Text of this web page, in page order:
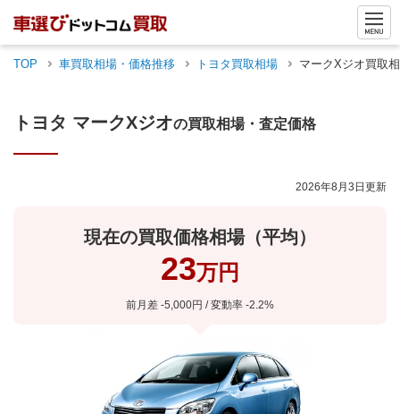
TOP 車買取相場・価格推移 トヨタ 買取相場 マークXジオ買取
トヨタ マークXジオの買取相場・査定価格
2026年8月3日 更新
現在の買取価格相場（平均）
23万円
前月差 -5,000円 / 変動率 -2.2%